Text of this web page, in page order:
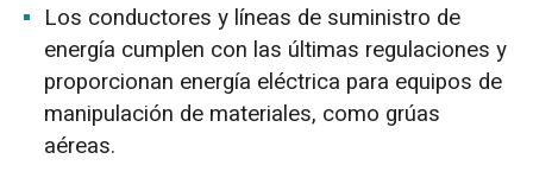
Los conductores y líneas de suministro de
energía cumplen con las últimas regulaciones y
proporcionan energía eléctrica para equipos de
manipulación de materiales, como grúas
aéreas.